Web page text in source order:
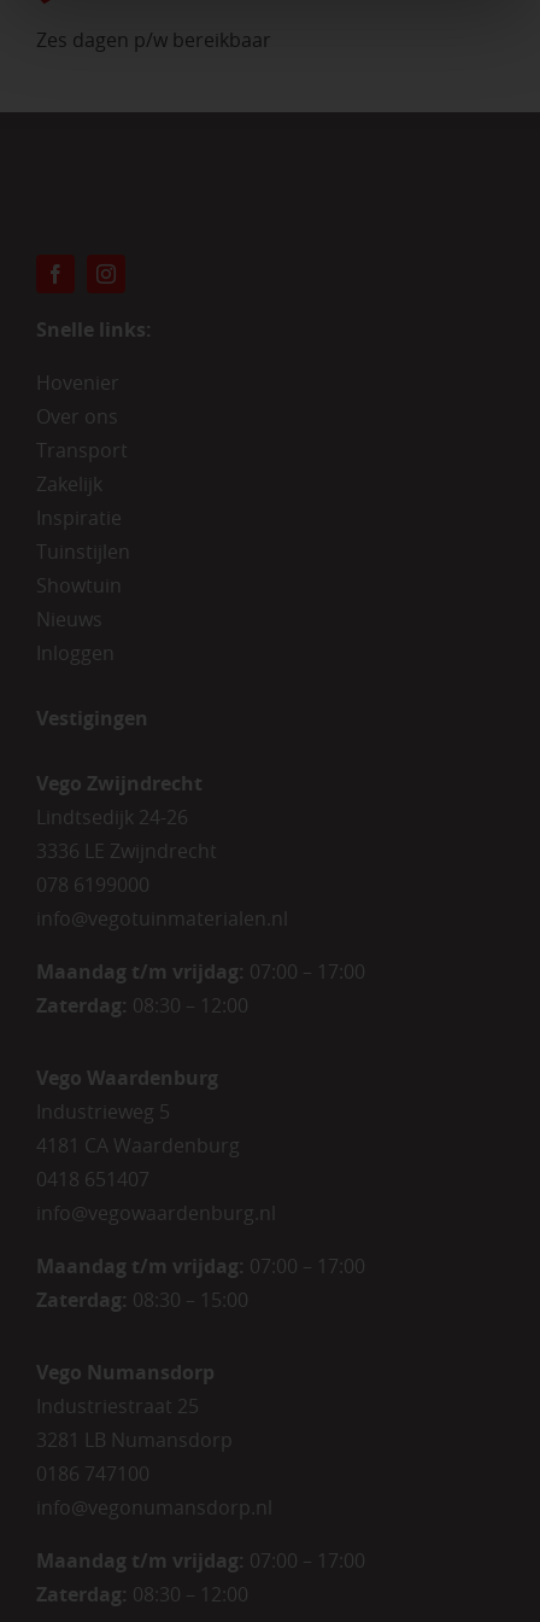
Zes dagen p/w bereikbaar
Snelle links:
Hovenier
Over ons
Transport
Zakelijk
Inspiratie
Tuinstijlen
Showtuin
Nieuws
Inloggen
Vestigingen
Vego Zwijndrecht
Lindtsedijk 24-26
3336 LE Zwijndrecht
078 6199000
info@vegotuinmaterialen.nl
Maandag t/m vrijdag: 07:00 – 17:00
Zaterdag: 08:30 – 12:00
Vego Waardenburg
Industrieweg 5
4181 CA Waardenburg
0418 651407
info@vegowaardenburg.nl
Maandag t/m vrijdag: 07:00 – 17:00
Zaterdag: 08:30 – 15:00
Vego Numansdorp
Industriestraat 25
3281 LB Numansdorp
0186 747100
info@vegonumansdorp.nl
Maandag t/m vrijdag: 07:00 – 17:00
Zaterdag: 08:30 – 12:00